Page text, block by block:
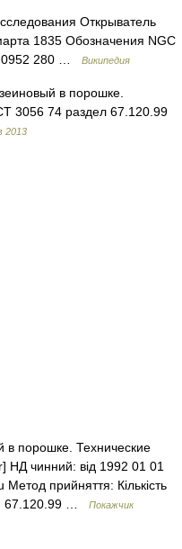
Открыватель
1835 Обозначения NGC
0952 280 …
Википедия
в порошке.
3056 74 раздел 67.120.99
2013
порошке. Технические
чинний: від 1992 01 01
прийняття: Кількість
67.120.99 …
Покажчик